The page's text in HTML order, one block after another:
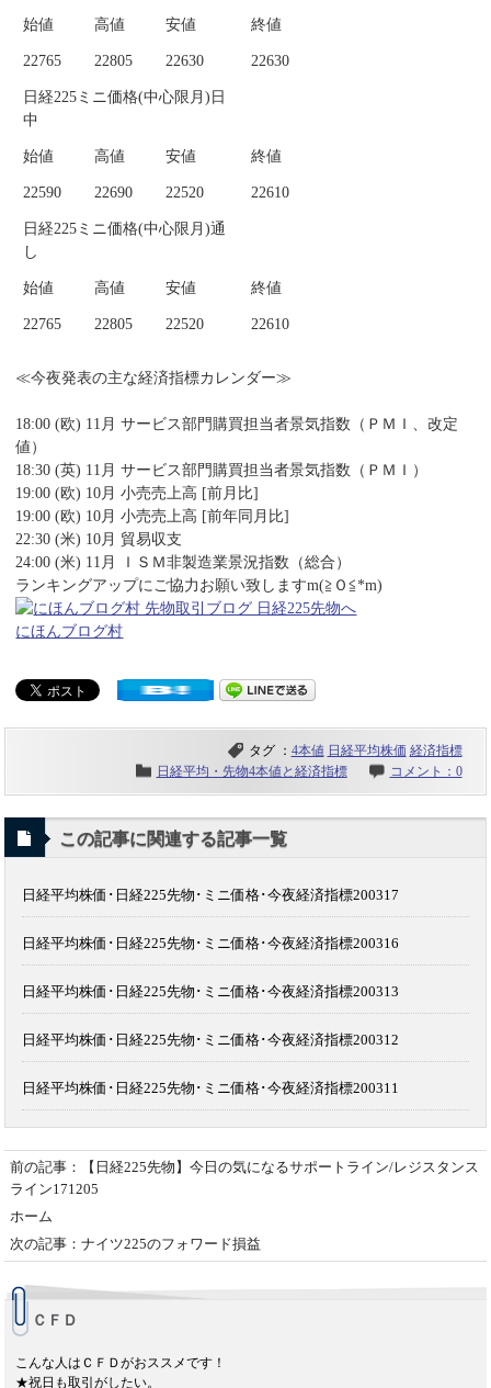
始値 高値 安値 終値
22765 22805 22630 22630
日経225ミニ価格(中心限月)日
中
始値 高値 安値 終値
22590 22690 22520 22610
日経225ミニ価格(中心限月)通
し
始値 高値 安値 終値
22765 22805 22520 22610
≪今夜発表の主な経済指標カレンダー≫
18:00 (欧) 11月 サービス部門購買担当者景気指数（ＰＭＩ、改定
値）
18:30 (英) 11月 サービス部門購買担当者景気指数（ＰＭＩ）
19:00 (欧) 10月 小売売上高 [前月比]
19:00 (欧) 10月 小売売上高 [前年同月比]
22:30 (米) 10月 貿易収支
24:00 (米) 11月 ＩＳＭ非製造業景況指数（総合）
ランキングアップにご協力お願い致しますm(≧Ｏ≦*m)
にほんブログ村
タグ ： 4本値 日経平均株価 経済指標
日経平均・先物4本値と経済指標
コメント：0
この記事に関連する記事一覧
日経平均株価･日経225先物･ミニ価格･今夜経済指標200317
日経平均株価･日経225先物･ミニ価格･今夜経済指標200316
日経平均株価･日経225先物･ミニ価格･今夜経済指標200313
日経平均株価･日経225先物･ミニ価格･今夜経済指標200312
日経平均株価･日経225先物･ミニ価格･今夜経済指標200311
前の記事：【日経225先物】今日の気になるサポートライン/レジスタンス
ライン171205
ホーム
次の記事：ナイツ225のフォワード損益
ＣＦＤ
こんな人はＣＦＤがおススメです！
★祝日も取引がしたい。